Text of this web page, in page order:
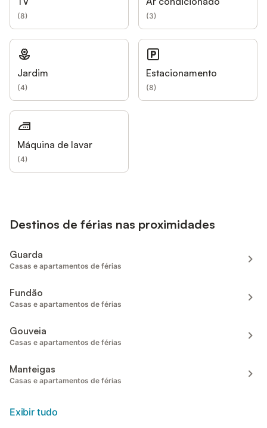
(8) (3)
Jardim
(4)
Estacionamento
(8)
Máquina de lavar
(4)
Destinos de férias nas proximidades
Guarda
Casas e apartamentos de férias
Fundão
Casas e apartamentos de férias
Gouveia
Casas e apartamentos de férias
Manteigas
Casas e apartamentos de férias
Exibir tudo